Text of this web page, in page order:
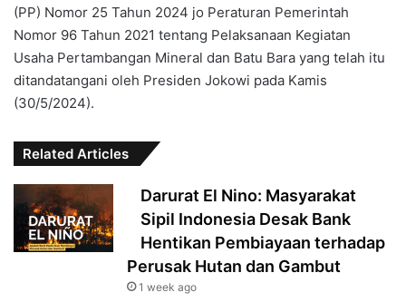
(PP) Nomor 25 Tahun 2024 jo Peraturan Pemerintah
Nomor 96 Tahun 2021 tentang Pelaksanaan Kegiatan
Usaha Pertambangan Mineral dan Batu Bara yang telah itu
ditandatangani oleh Presiden Jokowi pada Kamis
(30/5/2024).
Related Articles
Darurat El Nino: Masyarakat
Sipil Indonesia Desak Bank
Hentikan Pembiayaan terhadap
Perusak Hutan dan Gambut
1 week ago